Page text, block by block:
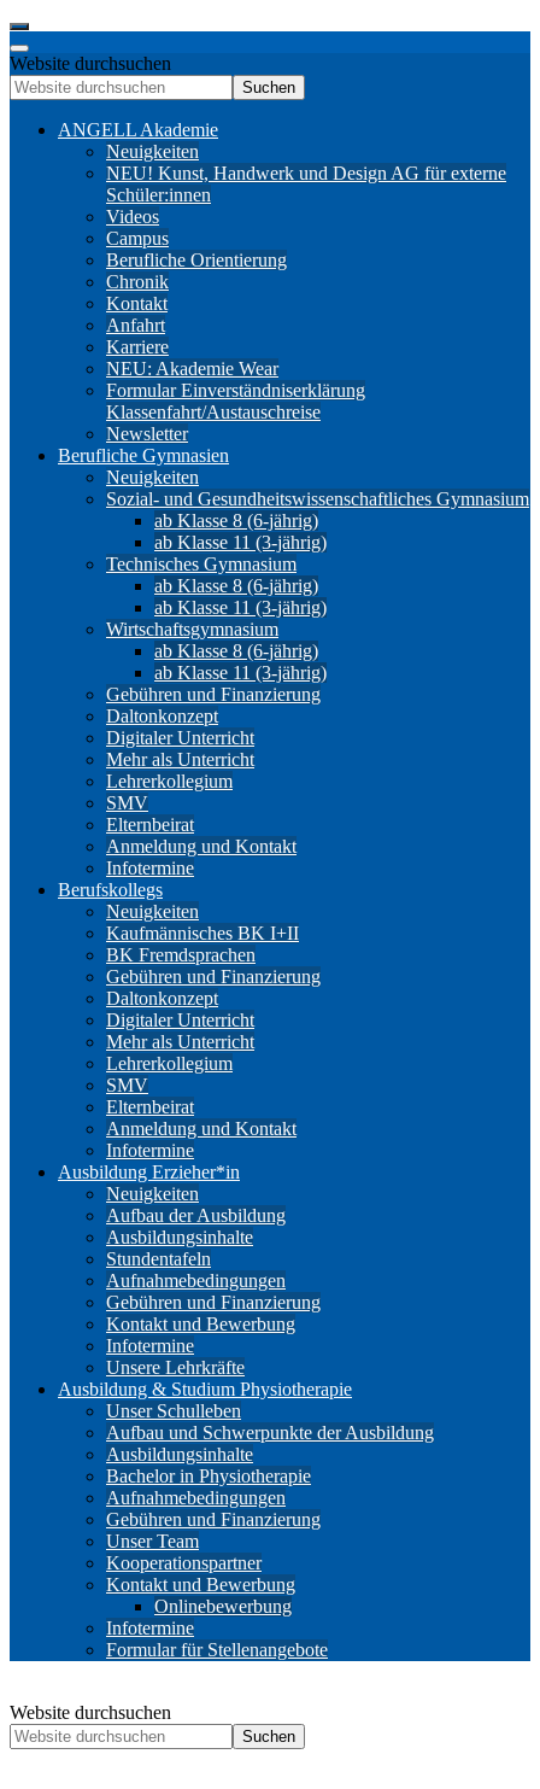
Website durchsuchen
Suchen
ANGELL Akademie
Neuigkeiten
NEU! Kunst, Handwerk und Design AG für externe
Schüler:innen
Videos
Campus
Berufliche Orientierung
Chronik
Kontakt
Anfahrt
Karriere
NEU: Akademie Wear
Formular Einverständniserklärung
Klassenfahrt/Austauschreise
Newsletter
Berufliche Gymnasien
Neuigkeiten
Sozial- und Gesundheitswissenschaftliches Gymnasium
ab Klasse 8 (6-jährig)
ab Klasse 11 (3-jährig)
Technisches Gymnasium
ab Klasse 8 (6-jährig)
ab Klasse 11 (3-jährig)
Wirtschaftsgymnasium
ab Klasse 8 (6-jährig)
ab Klasse 11 (3-jährig)
Gebühren und Finanzierung
Daltonkonzept
Digitaler Unterricht
Mehr als Unterricht
Lehrerkollegium
SMV
Elternbeirat
Anmeldung und Kontakt
Infotermine
Berufskollegs
Neuigkeiten
Kaufmännisches BK I+II
BK Fremdsprachen
Gebühren und Finanzierung
Daltonkonzept
Digitaler Unterricht
Mehr als Unterricht
Lehrerkollegium
SMV
Elternbeirat
Anmeldung und Kontakt
Infotermine
Ausbildung Erzieher*in
Neuigkeiten
Aufbau der Ausbildung
Ausbildungsinhalte
Stundentafeln
Aufnahmebedingungen
Gebühren und Finanzierung
Kontakt und Bewerbung
Infotermine
Unsere Lehrkräfte
Ausbildung & Studium Physiotherapie
Unser Schulleben
Aufbau und Schwerpunkte der Ausbildung
Ausbildungsinhalte
Bachelor in Physiotherapie
Aufnahmebedingungen
Gebühren und Finanzierung
Unser Team
Kooperationspartner
Kontakt und Bewerbung
Onlinebewerbung
Infotermine
Formular für Stellenangebote
Website durchsuchen
Suchen